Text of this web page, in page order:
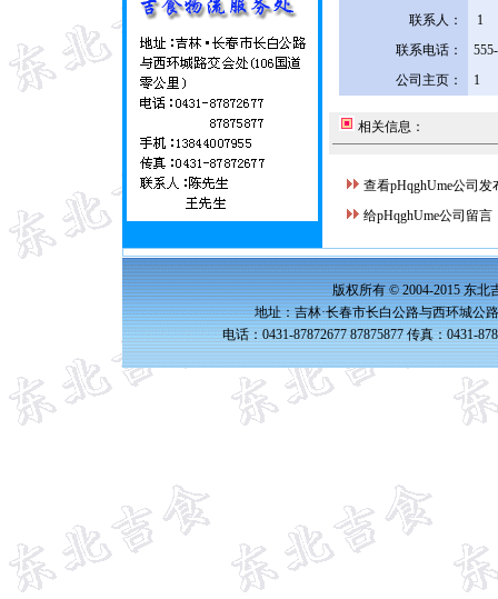
联系人：
1
联系电话：
公司主页：
1
相关信息：
查看pHqghUme公司发
给pHqghUme公司留言
版权所有 © 2004-2015 东北
地址：吉林·长春市长白公路与西环城公
电话：0431-87872677 87875877 传真：0431-